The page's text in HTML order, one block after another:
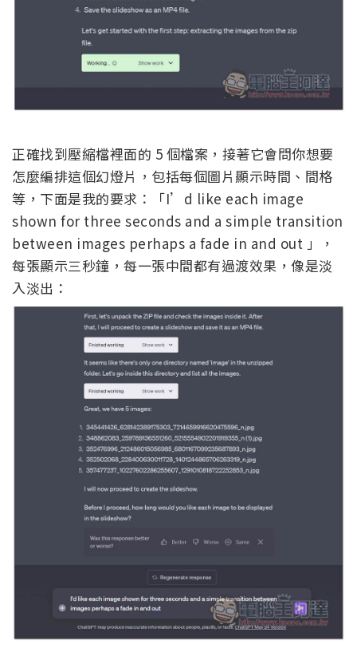
正確找到壓縮檔裡面的 5 個檔案，接著它會問你想要
怎麼編排這個幻燈片，包括每個圖片顯示時間、間格
等，下面是我的要求：「I’d like each image
shown for three seconds and a simple transition
between images perhaps a fade in and out 」，
每張顯示三秒鐘，每一張中間都有過渡效果，像是淡
入淡出：